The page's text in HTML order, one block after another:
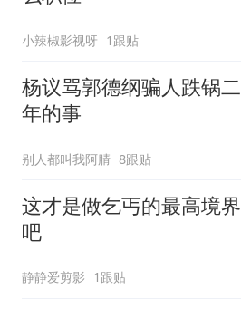
小辣椒影视呀 1跟贴
杨议骂郭德纲骗人跌锅二
年的事
别人都叫我阿腈 8跟贴
这才是做乞丐的最高境界
吧
静静爱剪影 1跟贴